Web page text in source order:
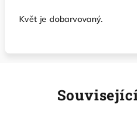
Květ je dobarvovaný.